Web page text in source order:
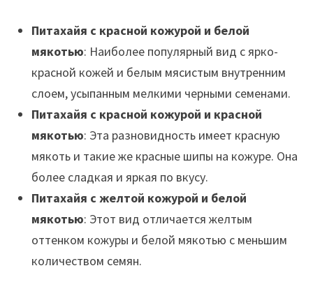
Питахайя с красной кожурой и белой
мякотью: Наиболее популярный вид с ярко-
красной кожей и белым мясистым внутренним
слоем, усыпанным мелкими черными семенами.
Питахайя с красной кожурой и красной
мякотью: Эта разновидность имеет красную
мякоть и такие же красные шипы на кожуре. Она
более сладкая и яркая по вкусу.
Питахайя с желтой кожурой и белой
мякотью: Этот вид отличается желтым
оттенком кожуры и белой мякотью с меньшим
количеством семян.